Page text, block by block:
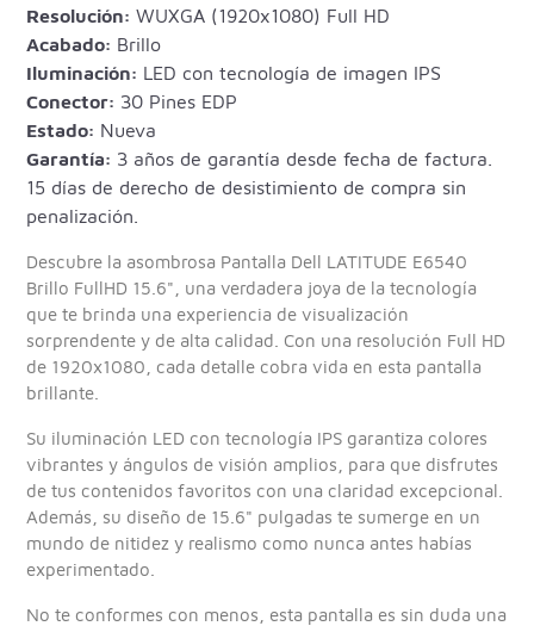
Resolución: WUXGA (1920x1080) Full HD
Acabado: Brillo
Iluminación: LED con tecnología de imagen IPS
Conector: 30 Pines EDP
Estado: Nueva
Garantía: 3 años de garantía desde fecha de factura.
15 días de derecho de desistimiento de compra sin
penalización.
Descubre la asombrosa Pantalla Dell LATITUDE E6540
Brillo FullHD 15.6", una verdadera joya de la tecnología
que te brinda una experiencia de visualización
sorprendente y de alta calidad. Con una resolución Full HD
de 1920x1080, cada detalle cobra vida en esta pantalla
brillante.
Su iluminación LED con tecnología IPS garantiza colores
vibrantes y ángulos de visión amplios, para que disfrutes
de tus contenidos favoritos con una claridad excepcional.
Además, su diseño de 15.6" pulgadas te sumerge en un
mundo de nitidez y realismo como nunca antes habías
experimentado.
No te conformes con menos, esta pantalla es sin duda una